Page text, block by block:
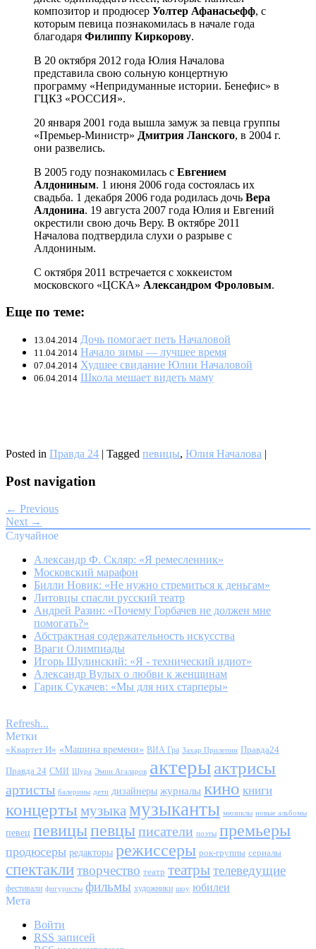
композитор и продюсер Уолтер Афанасьефф, с
которым певица познакомилась в начале года
благодаря Филиппу Киркорову.
В 20 октября 2012 года Юлия Началова
представила свою сольную концертную
программу «Непридуманные истории. Бенефис» в
ГЦКЗ «РОССИЯ».
20 января 2001 года вышла замуж за певца группы
«Премьер-Министр» Дмитрия Ланского, в 2004 г.
они развелись.
В 2005 году познакомилась с Евгением
Алдониным. 1 июня 2006 года состоялась их
свадьба. 1 декабря 2006 года родилась дочь Вера
Алдонина. 19 августа 2007 года Юлия и Евгений
окрестили свою дочь Веру. В октябре 2011
Началова подтвердила слухи о разрыве с
Алдониным.
С октября 2011 встречается с хоккеистом
московского «ЦСКА» Александром Фроловым.
Еще по теме:
13.04.2014 Дочь помогает петь Началовой
11.04.2014 Начало зимы — лучшее время
07.04.2014 Худшее свидание Юлии Началовой
06.04.2014 Школа мешает видеть маму
Posted in Правда 24 | Tagged певицы, Юлия Началова |
Post navigation
← Previous
Next →
Случайное
Александр Ф. Скляр: «Я ремесленник»
Московский марафон
Билли Новик: «Не нужно стремиться к деньгам»
Литовцы спасли русский театр
Андрей Разин: «Почему Горбачев не должен мне
помогать?»
Абстрактная содержательность искусства
Враги Олимпиады
Игорь Шулинский: «Я - технический идиот»
Александр Вулых о любви к женщинам
Гарик Сукачев: «Мы для них старперы»
Refresh...
Метки
«Квартет И» «Машина времени» ВИА Гра Захар Прилепин Правда24
Правда 24 СМИ Шура Эмин Агаларов актерыактрисы
артисты балерины дети дизайнеры журналы кино книги
концерты музыка музыканты мюзиклы новые альбомы
певец певицыпевцыписатели поэты премьеры
продюсеры редакторы режиссеры рок-группы сериалы
спектаклитворчество театр театрытелеведущие
фестивали фигуристы фильмы художники шоу юбилеи
Мета
Войти
RSS записей